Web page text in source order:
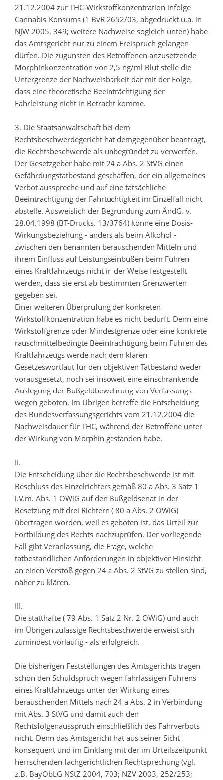
21.12.2004 zur THC-Wirkstoffkonzentration infolge
Cannabis-Konsums (1 BvR 2652/03, abgedruckt u.a. in
NJW 2005, 349; weitere Nachweise sogleich unten) habe
das Amtsgericht nur zu einem Freispruch gelangen
dürfen. Die zugunsten des Betroffenen anzusetzende
Morphinkonzentration von 2,5 ng/ml Blut stelle die
Untergrenze der Nachweisbarkeit dar mit der Folge,
dass eine theoretische Beeinträchtigung der
Fahrleistung nicht in Betracht komme.
3. Die Staatsanwaltschaft bei dem
Rechtsbeschwerdegericht hat demgegenüber beantragt,
die Rechtsbeschwerde als unbegründet zu verwerfen.
Der Gesetzgeber habe mit 24 a Abs. 2 StVG einen
Gefährdungstatbestand geschaffen, der ein allgemeines
Verbot ausspreche und auf eine tatsächliche
Beeinträchtigung der Fahrtüchtigkeit im Einzelfall nicht
abstelle. Ausweislich der Begründung zum ÄndG. v.
28.04.1998 (BT-Drucks. 13/3764) könne eine Dosis-
Wirkungsbeziehung - anders als beim Alkohol -
zwischen den benannten berauschenden Mitteln und
ihrem Einfluss auf Leistungseinbußen beim Führen
eines Kraftfahrzeugs nicht in der Weise festgestellt
werden, dass sie erst ab bestimmten Grenzwerten
gegeben sei.
Einer weiteren Überprüfung der konkreten
Wirkstoffkonzentration habe es nicht bedurft. Denn eine
Wirkstoffgrenze oder Mindestgrenze oder eine konkrete
rauschmittelbedingte Beeinträchtigung beim Führen des
Kraftfahrzeugs werde nach dem klaren
Gesetzeswortlaut für den objektiven Tatbestand weder
vorausgesetzt, noch sei insoweit eine einschränkende
Auslegung der Bußgeldbewehrung von Verfassungs
wegen geboten. Im Übrigen betreffe die Entscheidung
des Bundesverfassungsgerichts vom 21.12.2004 die
Nachweisdauer für THC, während der Betroffene unter
der Wirkung von Morphin gestanden habe.
II.
Die Entscheidung über die Rechtsbeschwerde ist mit
Beschluss des Einzelrichters gemäß 80 a Abs. 3 Satz 1
i.V.m. Abs. 1 OWiG auf den Bußgeldsenat in der
Besetzung mit drei Richtern ( 80 a Abs. 2 OWiG)
übertragen worden, weil es geboten ist, das Urteil zur
Fortbildung des Rechts nachzuprüfen. Der vorliegende
Fall gibt Veranlassung, die Frage, welche
tatbestandlichen Anforderungen in objektiver Hinsicht
an einen Verstoß gegen 24 a Abs. 2 StVG zu stellen sind,
näher zu klären.
III.
Die statthafte ( 79 Abs. 1 Satz 2 Nr. 2 OWiG) und auch
im Übrigen zulässige Rechtsbeschwerde erweist sich
zumindest vorläufig - als erfolgreich.
Die bisherigen Feststellungen des Amtsgerichts tragen
schon den Schuldspruch wegen fahrlässigen Führens
eines Kraftfahrzeugs unter der Wirkung eines
berauschenden Mittels nach 24 a Abs. 2 in Verbindung
mit Abs. 3 StVG und damit auch den
Rechtsfolgenausspruch einschließlich des Fahrverbots
nicht. Denn das Amtsgericht hat aus seiner Sicht
konsequent und im Einklang mit der im Urteilszeitpunkt
herrschenden fachgerichtlichen Rechtsprechung (vgl.
z.B. BayObLG NStZ 2004, 703; NZV 2003, 252/253;